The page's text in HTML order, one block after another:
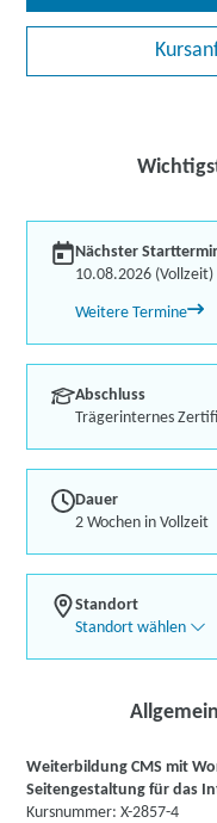
Nächster
10.08.2026 (Vollzeit)
Weitere Termine
Abschluss
Trägerinternes
Dauer
2 Wochen in Vollzeit
Standort
Standort wählen
Weiterbildung CMS mit
Seitengestaltung für das
Kursnummer: X-2857-4